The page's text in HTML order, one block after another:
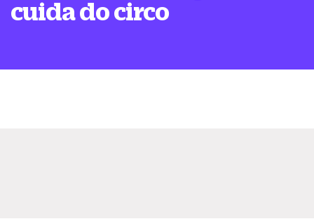
cuida do circo